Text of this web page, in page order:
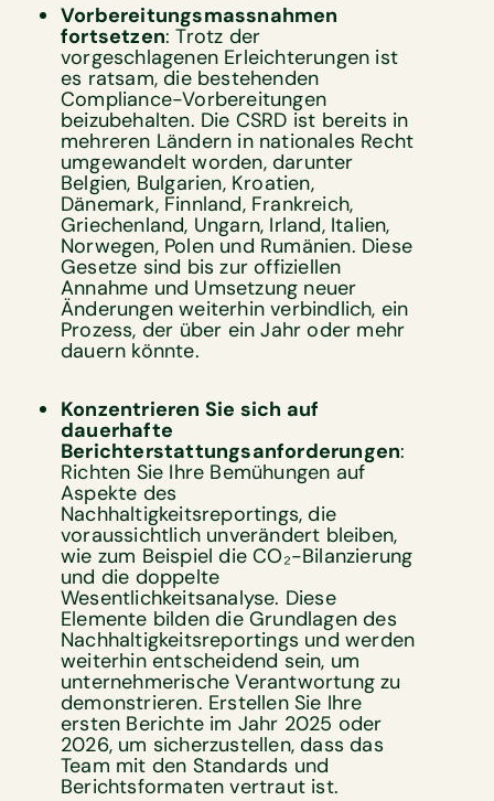
Vorbereitungsmassnahmen
fortsetzen: Trotz der
vorgeschlagenen Erleichterungen ist
es ratsam, die bestehenden
Compliance-Vorbereitungen
beizubehalten. Die CSRD ist bereits in
mehreren Ländern in nationales Recht
umgewandelt worden, darunter
Belgien, Bulgarien, Kroatien,
Dänemark, Finnland, Frankreich,
Griechenland, Ungarn, Irland, Italien,
Norwegen, Polen und Rumänien. Diese
Gesetze sind bis zur offiziellen
Annahme und Umsetzung neuer
Änderungen weiterhin verbindlich, ein
Prozess, der über ein Jahr oder mehr
dauern könnte.
Konzentrieren Sie sich auf
dauerhafte
Berichterstattungsanforderungen:
Richten Sie Ihre Bemühungen auf
Aspekte des
Nachhaltigkeitsreportings, die
voraussichtlich unverändert bleiben,
wie zum Beispiel die CO₂-Bilanzierung
und die doppelte
Wesentlichkeitsanalyse. Diese
Elemente bilden die Grundlagen des
Nachhaltigkeitsreportings und werden
weiterhin entscheidend sein, um
unternehmerische Verantwortung zu
demonstrieren. Erstellen Sie Ihre
ersten Berichte im Jahr 2025 oder
2026, um sicherzustellen, dass das
Team mit den Standards und
Berichtsformaten vertraut ist.